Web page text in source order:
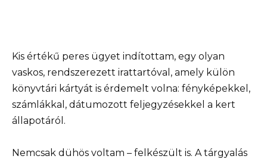
Kis értékű peres ügyet indítottam, egy olyan
vaskos, rendszerezett irattartóval, amely külön
könyvtári kártyát is érdemelt volna: fényképekkel,
számlákkal, dátumozott feljegyzésekkel a kert
állapotáról.
Nemcsak dühös voltam – felkészült is. A tárgyalás